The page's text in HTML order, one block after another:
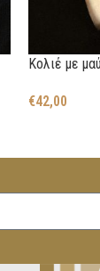
Κολιέ με
€42,00